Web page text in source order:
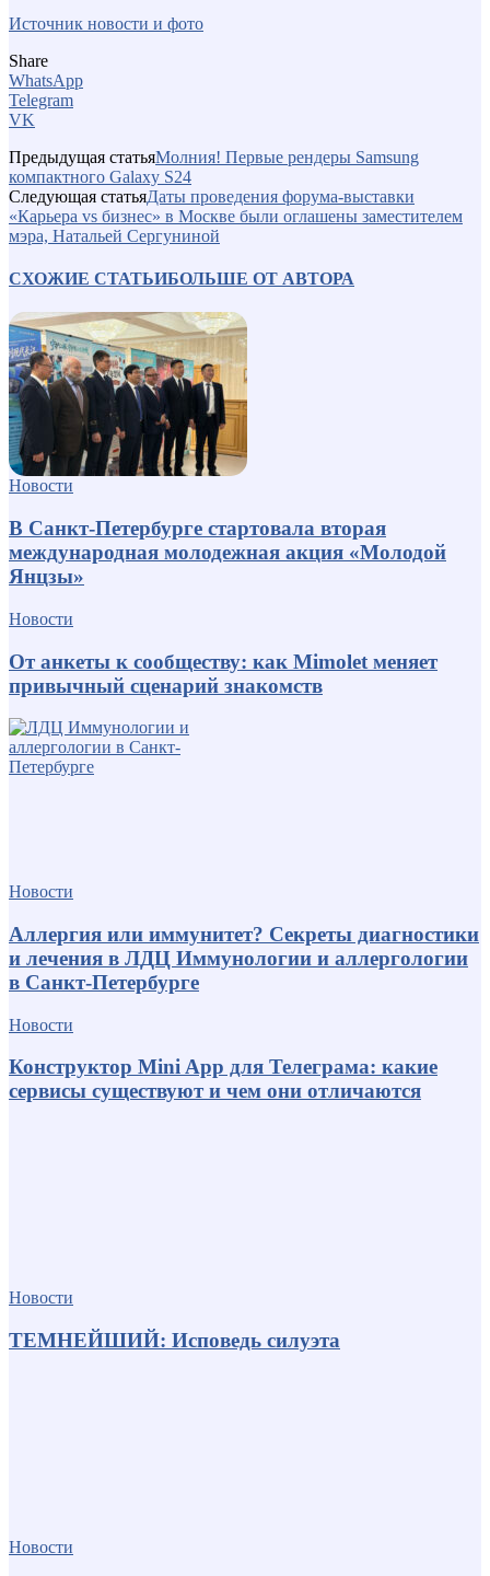
Источник новости и фото
Share
WhatsApp
Telegram
VK
Предыдущая статьяМолния! Первые рендеры Samsung
компактного Galaxy S24
Следующая статьяДаты проведения форума-выставки
«Карьера vs бизнес» в Москве были оглашены заместителем
мэра, Натальей Сергуниной
СХОЖИЕ СТАТЬИБОЛЬШЕ ОТ АВТОРА
Новости
В Санкт-Петербурге стартовала вторая
международная молодежная акция «Молодой
Янцзы»
Новости
От анкеты к сообществу: как Mimolet меняет
привычный сценарий знакомств
Новости
Аллергия или иммунитет? Секреты диагностики
и лечения в ЛДЦ Иммунологии и аллергологии
в Санкт-Петербурге
Новости
Конструктор Mini App для Телеграма: какие
сервисы существуют и чем они отличаются
Новости
ТЕМНЕЙШИЙ: Исповедь силуэта
Новости